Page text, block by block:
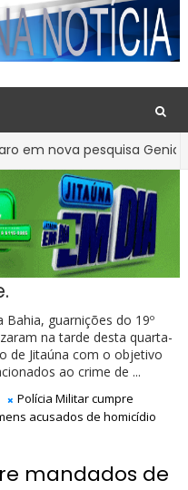
pesquisa Genial/Quaest
guarnições do 19º
na tarde desta quarta-
de Jitaúna com o objetivo
ao crime de ...
Polícia Militar cumpre
acusados de homicídio
mandados de